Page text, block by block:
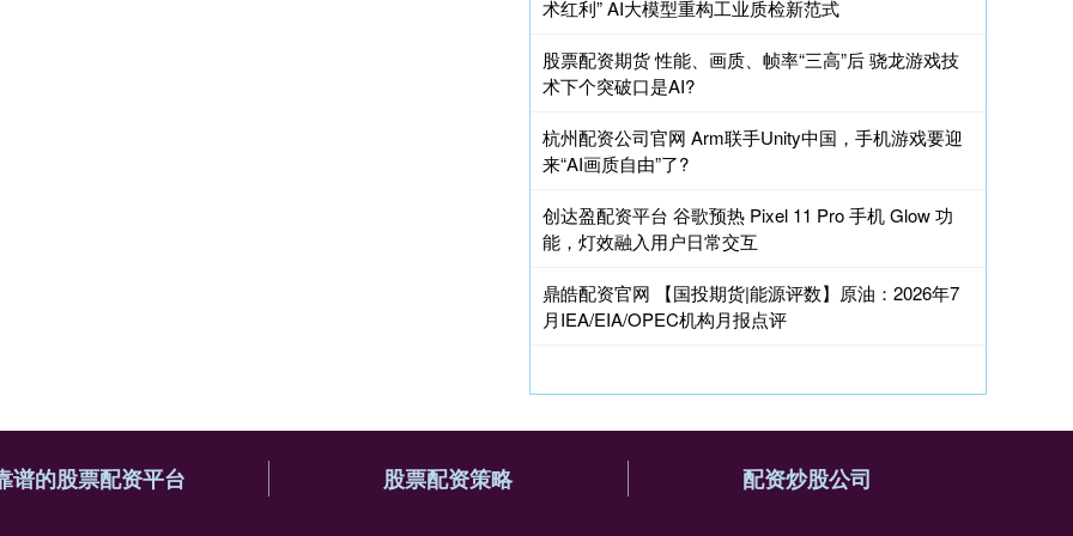
术红利” AI大模型重构工业质检新范式
股票配资期货 性能、画质、帧率“三高”后 骁龙游戏技
术下个突破口是AI?
杭州配资公司官网 Arm联手Unity中国，手机游戏要迎
来“AI画质自由”了?
创达盈配资平台 谷歌预热 Pixel 11 Pro 手机 Glow 功
能，灯效融入用户日常交互
鼎皓配资官网 【国投期货|能源评数】原油：2026年7
月IEA/EIA/OPEC机构月报点评
谱的股票配资平台 股票配资策略 配资炒股公司